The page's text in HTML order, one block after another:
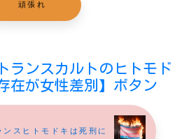
頑張れ
ランスカルトのヒトモド
在が女性差別】ボタン
ンスヒトモドキは死刑に